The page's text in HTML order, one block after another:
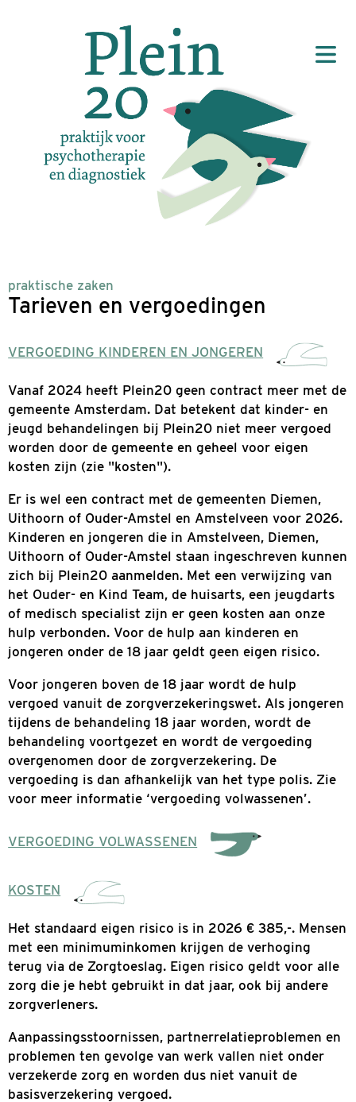
Tarieven en vergoedingen
VERGOEDING KINDEREN EN JONGEREN
Vanaf 2024 heeft Plein20 geen contract meer
jeugd behandelingen bij Plein20 niet meer
worden door de gemeente en geheel voor
kosten zijn (zie "kosten").
Er is wel een contract met de gemeenten
Uithoorn of Ouder-Amstel en Amstelveen
Kinderen en jongeren die in Amstelveen,
Uithoorn of Ouder-Amstel staan ingeschreven
zich bij Plein20 aanmelden. Met een
het Ouder- en Kind Team, de huisarts, een
of medisch specialist zijn er geen kosten aan
hulp verbonden. Voor de hulp aan kinderen en
jongeren onder de 18 jaar geldt geen eigen
Voor jongeren boven de 18 jaar wordt de hulp
tijdens de behandeling 18 jaar worden, wordt
overgenomen door de zorgverzekering. De
voor meer informatie ‘vergoeding
VERGOEDING VOLWASSENEN
KOSTEN
Het standaard eigen risico is in 2026 € 385,-.